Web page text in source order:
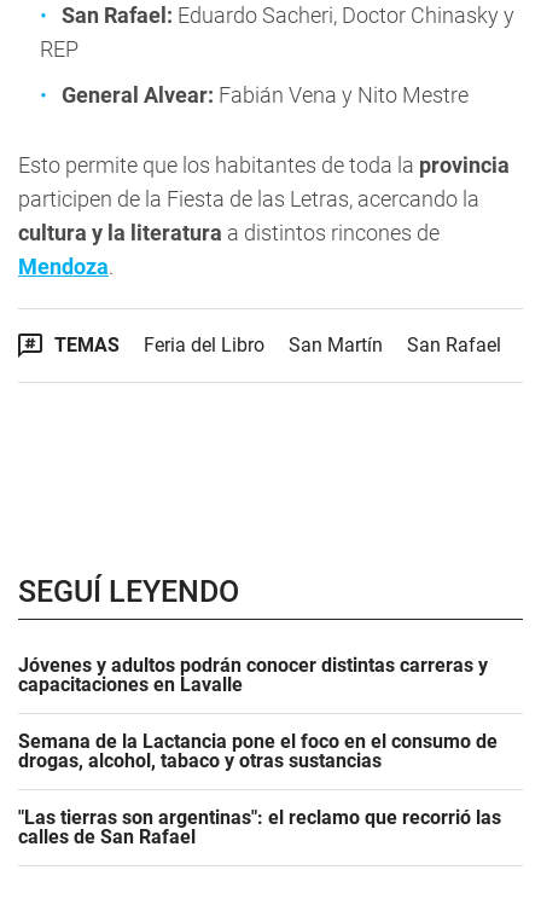
San Rafael: Eduardo Sacheri, Doctor Chinasky y
REP
General Alvear: Fabián Vena y Nito Mestre
Esto permite que los habitantes de toda la provincia
participen de la Fiesta de las Letras, acercando la
cultura y la literatura a distintos rincones de
Mendoza.
TEMAS Feria del Libro San Martín San Rafael
SEGUÍ LEYENDO
Jóvenes y adultos podrán conocer distintas carreras y
capacitaciones en Lavalle
Semana de la Lactancia pone el foco en el consumo de
drogas, alcohol, tabaco y otras sustancias
"Las tierras son argentinas": el reclamo que recorrió las
calles de San Rafael